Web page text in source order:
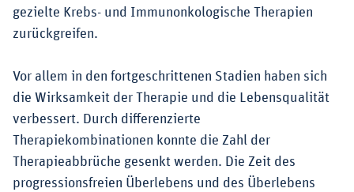
gezielte Krebs- und Immunonkologische Therapien
zurückgreifen.
Vor allem in den fortgeschrittenen Stadien haben sich
die Wirksamkeit der Therapie und die Lebensqualität
verbessert. Durch differenzierte
Therapiekombinationen konnte die Zahl der
Therapieabbrüche gesenkt werden. Die Zeit des
progressionsfreien Überlebens und des Überlebens